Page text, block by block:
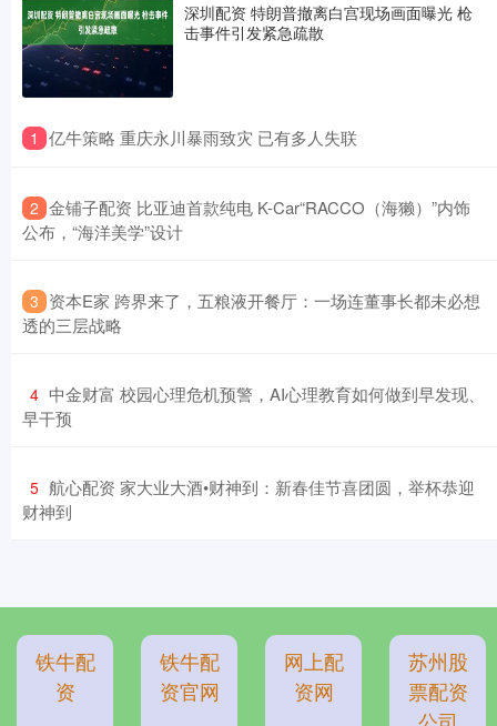
深圳配资 特朗普撤离白宫现场画面曝光 枪
击事件引发紧急疏散
1 ​亿牛策略 重庆永川暴雨致灾 已有多人失联
2 ​金铺子配资 比亚迪首款纯电 K-Car“RACCO（海獭）”内饰
公布，“海洋美学”设计
3 ​资本E家 跨界来了，五粮液开餐厅：一场连董事长都未必想
透的三层战略
4 ​中金财富 校园心理危机预警，AI心理教育如何做到早发现、
早干预
5 ​航心配资 家大业大酒•财神到：新春佳节喜团圆，举杯恭迎
财神到
铁牛配
资
铁牛配
资官网
网上配
资网
苏州股
票配资